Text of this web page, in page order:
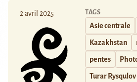
2 avril 2025 TAGS
Asie centrale
Kazakhstan
pentes
Turar Rysqulov